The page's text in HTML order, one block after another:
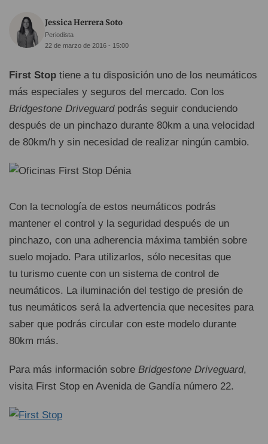
Jessica Herrera Soto
Periodista
22 de marzo de 2016 - 15:00
First Stop tiene a tu disposición uno de los neumáticos
más especiales y seguros del mercado. Con los
Bridgestone Driveguardpodrás seguir conduciendo
después de un pinchazo durante 80km a una velocidad
de 80km/h y sin necesidad de realizar ningún cambio.
Con la tecnología de estos neumáticos podrás
mantener el control y la seguridad después de un
pinchazo, con una adherencia máxima también sobre
suelo mojado. Para utilizarlos, sólo necesitas que
tu turismo cuente con un sistema de control de
neumáticos. La iluminación del testigo de presión de
tus neumáticos será la advertencia que necesites para
saber que podrás circular con este modelo durante
80km más.
Para más información sobre Bridgestone Driveguard,
visita First Stop en Avenida de Gandía número 22.